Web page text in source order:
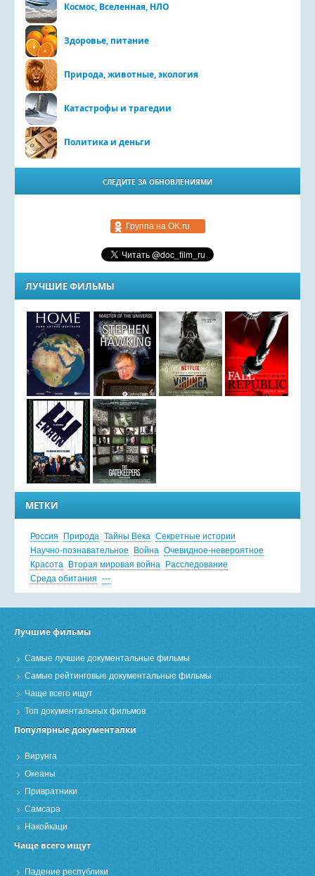
Космос, Вселенная, НЛО
Здоровье, питание
Природа, животные, экология
Катастрофы и трагедии
Политика и деньги
СЛЕДИТЕ ЗА ОБНОВЛЕНИЯМИ
Группа на OK.ru
ЛУЧШИЕ ФИЛЬМЫ
МЕТКИ
Россия Природа Тайны Века Секретные истории
Научно-познавательное
Война Очевидное-невероятное
Красота
Вторая мировая война
Расследование
Среда обитания ---
Лучшие фильмы
Самые лучшие документальные фильмы
Самые рейтинговые документальные фильмы
Чаще всего ищут
Топ документальных фильмов
Популярные документалки
Вирунга
Океаны
Привратники
Самсара
Накойкаци
Чаще всего ищут
Падение республики